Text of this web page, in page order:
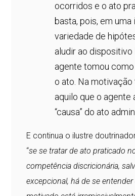
ocorridos e o ato
basta, pois, em uma
variedade de
aludir ao dispositivo
agente tomou
o ato. Na
aquilo que o agente
“causa” do ato
E continua o ilustre
“se se tratar de ato praticado
competência discricionária,
excepcional, há de se